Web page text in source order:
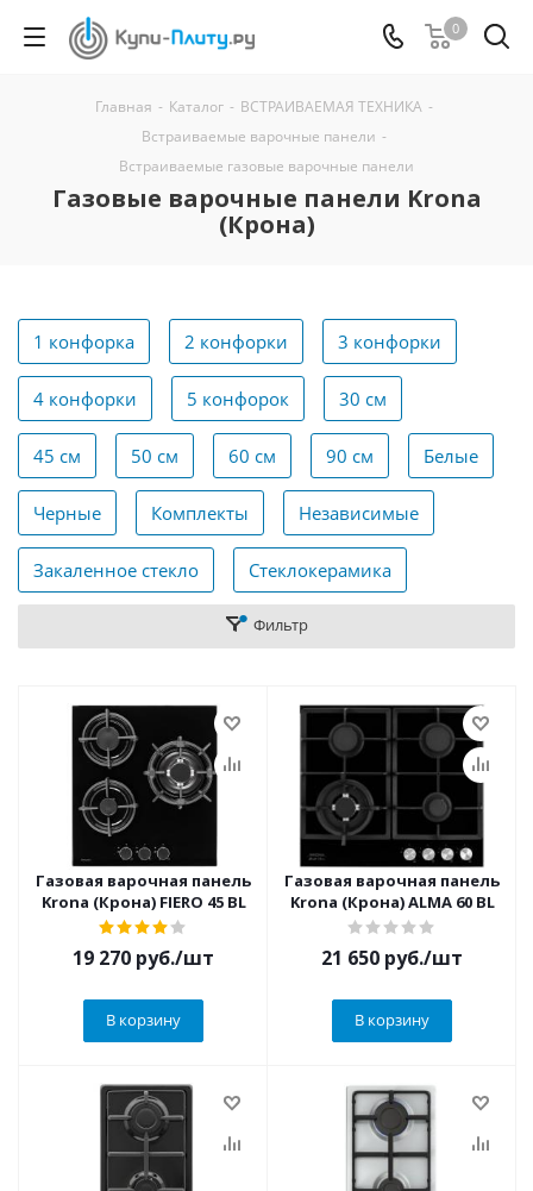
0
Главная - Каталог - ВСТРАИВАЕМАЯ ТЕХНИКА -
Встраиваемые варочные панели -
Встраиваемые газовые варочные панели
Газовые варочные панели Krona
(Крона)
1 конфорка 2 конфорки 3 конфорки
4 конфорки 5 конфорок 30 см
45 см 50 см 60 см 90 см Белые
Черные Комплекты Независимые
Закаленное стекло Стеклокерамика
Фильтр
Газовая варочная панель
Krona (Крона) FIERO 45 BL
19 270 руб./шт
В корзину
Газовая варочная панель
Krona (Крона) ALMA 60 BL
21 650 руб./шт
В корзину